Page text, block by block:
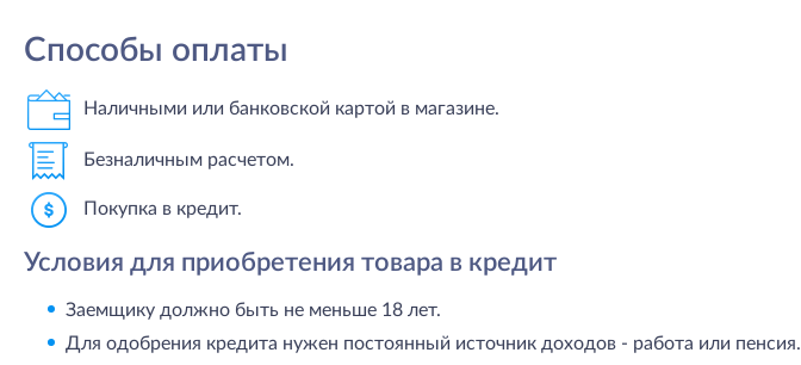
Способы оплаты
Наличными или банковской картой в магазине.
Безналичным расчетом.
Покупка в кредит.
Условия для приобретения товара в кредит
Заемщику должно быть не меньше 18 лет.
Для одобрения кредита нужен постоянный источник доходов - работа или пенсия.